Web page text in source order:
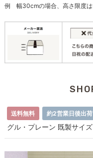
例 幅30cmの場合、高さ限度は
送料無料 約2営業日後出荷
グル・プレーン 既製サイズ